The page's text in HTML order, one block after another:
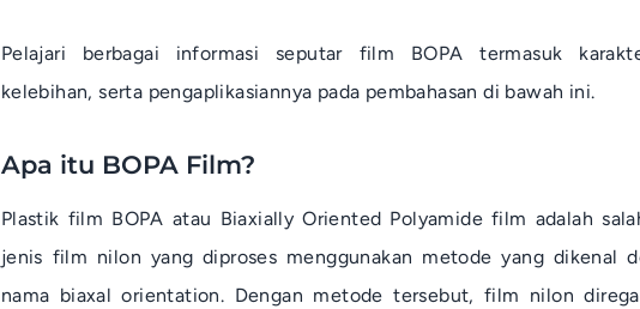
Pelajari berbagai informasi seputar film BOPA termasuk
kelebihan, serta pengaplikasiannya pada pembahasan di bawah ini.
Apa itu BOPA Film?
Plastik film BOPA atau Biaxially Oriented Polyamide film adalah
jenis film nilon yang diproses menggunakan metode yang dikenal
nama biaxal orientation. Dengan metode tersebut, film nilon